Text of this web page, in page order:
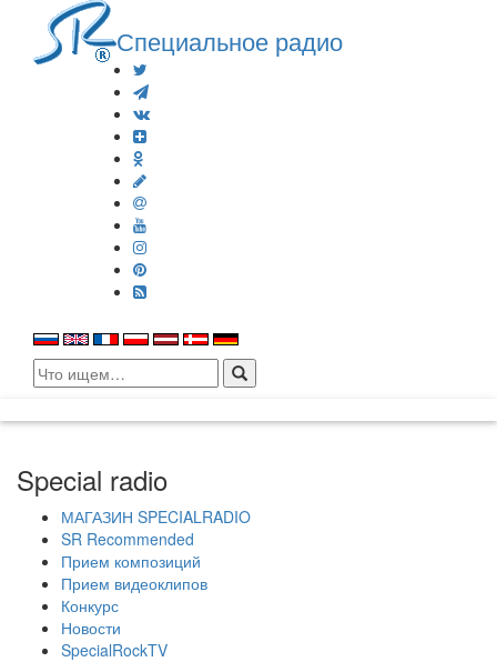
Специальное радио
Search
for:
Special radio
МАГАЗИН SPECIALRADIO
SR Recommended
Прием композиций
Прием видеоклипов
Конкурс
Новости
SpecialRockTV